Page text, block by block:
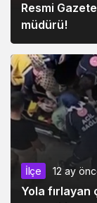
Resmi
müdürü!
İlçe 12 ay
Yola fırlayan